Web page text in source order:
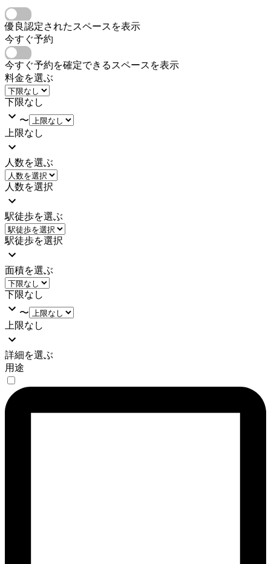
優良認定されたスペースを表示
今すぐ予約
今すぐ予約を確定できるスペースを表示
料金を選ぶ
下限なし
〜
上限なし
人数を選ぶ
人数を選択
駅徒歩を選ぶ
駅徒歩を選択
面積を選ぶ
下限なし
〜
上限なし
詳細を選ぶ
用途